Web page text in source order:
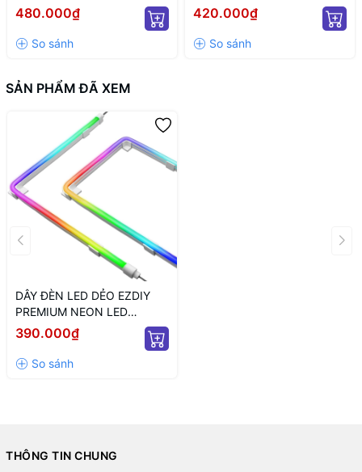
12+4 TO 12P+4P WHITE
(MÀU TRẮNG/ 12VHPWR)
480.000₫
CỔNG KẾT NỐI PWM VÀ 5V
ARGB/ NGUỒN SATA)
420.000₫
SẢN PHẨM ĐÃ XEM
DÂY ĐÈN LED DẺO EZDIY
PREMIUM NEON LED
STRIPS - 1 X 1000MM
390.000₫
THÔNG TIN CHUNG